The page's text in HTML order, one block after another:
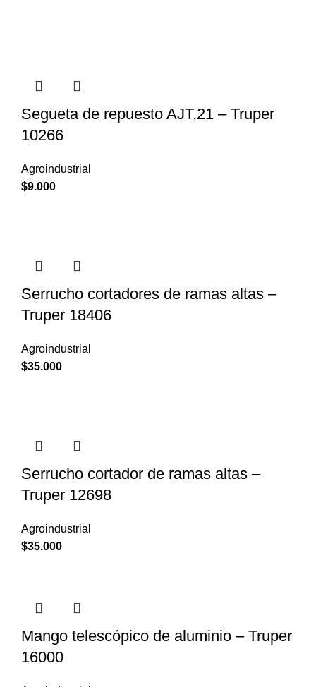
Segueta de repuesto AJT,21 – Truper
10266
Agroindustrial
$9.000
Serrucho cortadores de ramas altas –
Truper 18406
Agroindustrial
$35.000
Serrucho cortador de ramas altas –
Truper 12698
Agroindustrial
$35.000
Mango telescópico de aluminio – Truper
16000